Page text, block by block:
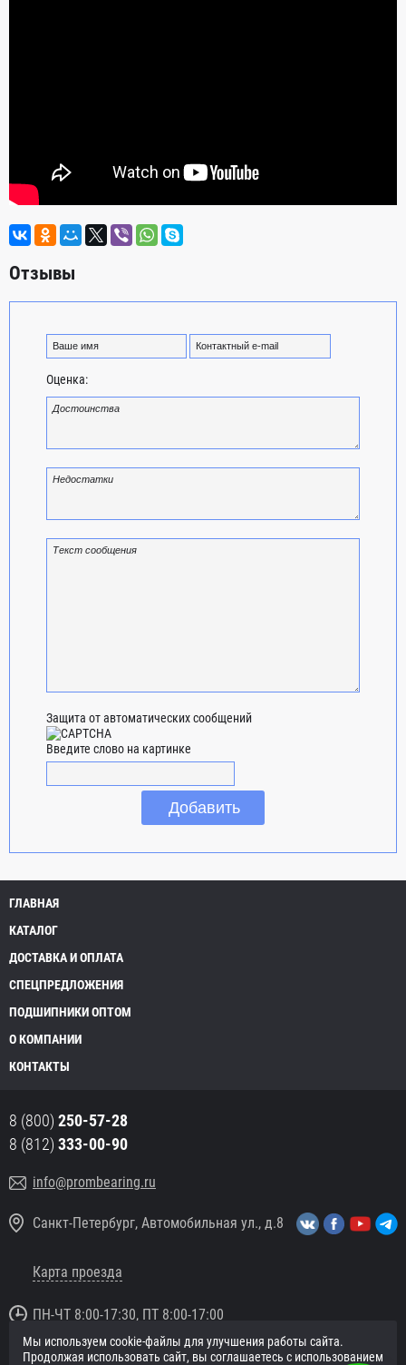
Отзывы
Оценка:
Защита от автоматических сообщений
Введите слово на картинке
ГЛАВНАЯ
КАТАЛОГ
ДОСТАВКА И ОПЛАТА
СПЕЦПРЕДЛОЖЕНИЯ
ПОДШИПНИКИ ОПТОМ
О КОМПАНИИ
КОНТАКТЫ
8 (800) 250-57-28
8 (812) 333-00-90
info@prombearing.ru
Санкт-Петербург, Автомобильная ул., д.8
Карта проезда
ПН-ЧТ 8:00-17:30, ПТ 8:00-17:00
© 2016 «PromBearing.ru»
Мы используем cookie-файлы для улучшения работы сайта.
Продолжая использовать сайт, вы соглашаетесь с использованием